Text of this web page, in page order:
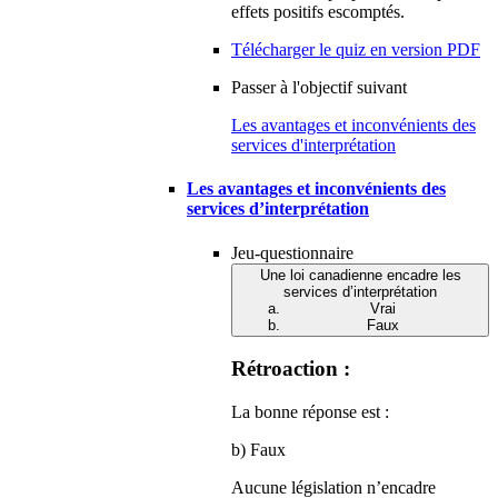
effets positifs escomptés.
Télécharger le quiz en version PDF
Passer à l'objectif suivant
Les avantages et inconvénients des
services d'interprétation
Les avantages et inconvénients des
services d’interprétation
Jeu-questionnaire
Une loi canadienne encadre les
services d’interprétation
Vrai
Faux
Rétroaction :
La bonne réponse est :
b) Faux
Aucune législation n’encadre